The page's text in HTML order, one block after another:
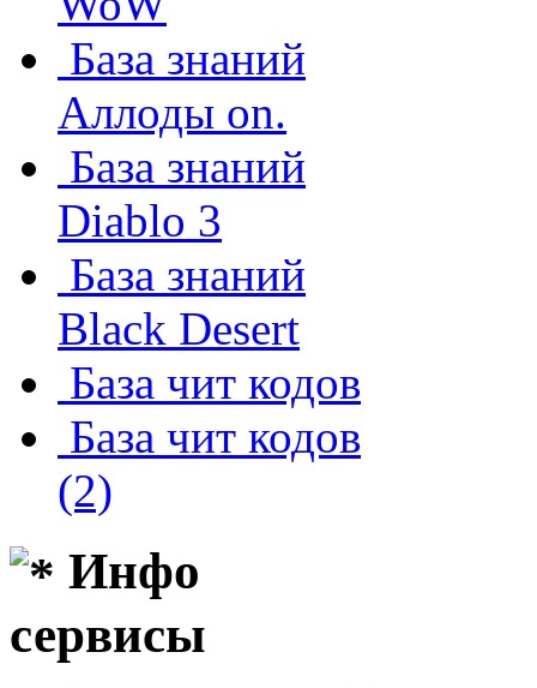
База знаний
Аллоды on.
База знаний
Diablo 3
База знаний
Black Desert
База чит кодов
База чит кодов
(2)
Инфо
сервисы